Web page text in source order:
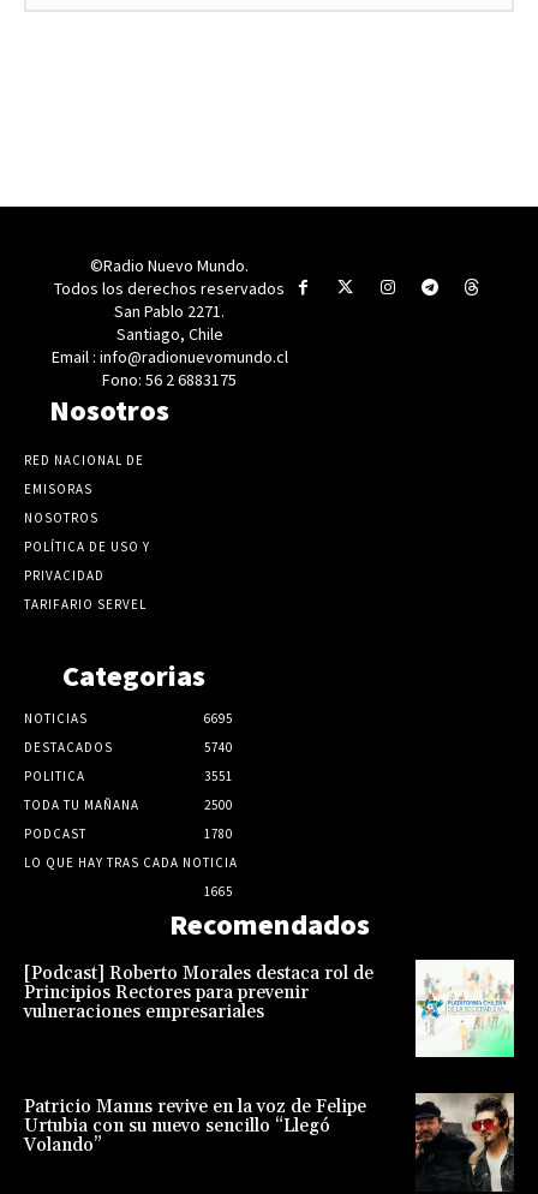
©Radio Nuevo Mundo.
Todos los derechos reservados
San Pablo 2271.
Santiago, Chile
Email : info@radionuevomundo.cl
Fono: 56 2 6883175
Nosotros
RED NACIONAL DE
EMISORAS
NOSOTROS
POLÍTICA DE USO Y
PRIVACIDAD
TARIFARIO SERVEL
Categorias
NOTICIAS
6695
DESTACADOS
5740
POLITICA
3551
TODA TU MAÑANA
2500
PODCAST
1780
LO QUE HAY TRAS CADA NOTICIA
1665
Recomendados
[Podcast] Roberto Morales destaca rol de
Principios Rectores para prevenir
vulneraciones empresariales
Patricio Manns revive en la voz de Felipe
Urtubia con su nuevo sencillo “Llegó
Volando”